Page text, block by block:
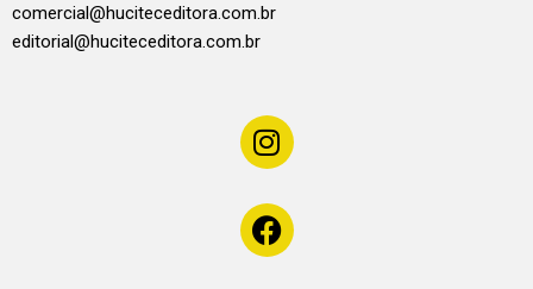
comercial@huciteceditora.com.br
editorial@huciteceditora.com.br